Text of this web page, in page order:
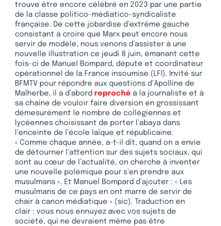
trouve être encore célébré en 2023 par une partie
de la classe politico-médiatico-syndicaliste
française. De cette jobardise d’extrême gauche
consistant à croire que Marx peut encore nous
servir de modèle, nous venons d’assister à une
nouvelle illustration ce jeudi 8 juin, émanant cette
fois-ci de Manuel Bompard, député et coordinateur
opérationnel de la France insoumise (LFI). Invité sur
BFMTV pour répondre aux questions d’Apolline de
Malherbe, il a d’abord reproché à la journaliste et à
sa chaîne de vouloir faire diversion en grossissant
démesurément le nombre de collégiennes et
lycéennes choisissant de porter l’abaya dans
l’enceinte de l’école laïque et républicaine.
« Comme chaque année, a-t-il dit, quand on a envie
de détourner l’attention sur des sujets sociaux, qui
sont au cœur de l’actualité, on cherche à inventer
une nouvelle polémique pour s’en prendre aux
musulmans ». Et Manuel Bompard d’ajouter : « Les
musulmans de ce pays en ont marre de servir de
chair à canon médiatique » (sic). Traduction en
clair : vous nous ennuyez avec vos sujets de
société, qui ne devraient même pas être